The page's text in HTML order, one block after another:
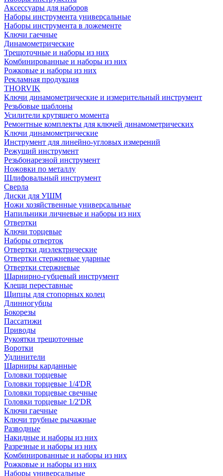
Аксессуары для наборов
Наборы инструмента универсальные
Наборы инструмента в ложементе
Ключи гаечные
Динамометрические
Трещоточные и наборы из них
Комбинированные и наборы из них
Рожковые и наборы из них
Рекламная продукция
THORVIK
Ключи динамометрические и измерительный инструмент
Резьбовые шаблоны
Усилители крутящего момента
Ремонтные комплекты для ключей динамометрических
Ключи динамометрические
Инструмент для линейно-угловых измерений
Режущий инструмент
Резьбонарезной инструмент
Ножовки по металлу
Шлифовальный инструмент
Сверла
Диски для УШМ
Ножи хозяйственные универсальные
Напильники личневые и наборы из них
Отвертки
Ключи торцевые
Наборы отверток
Отвертки диэлектрические
Отвертки стержневые ударные
Отвертки стержневые
Шарнирно-губцевый инструмент
Клещи переставные
Щипцы для стопорных колец
Длинногубцы
Бокорезы
Пассатижи
Приводы
Рукоятки трещоточные
Воротки
Удлинители
Шарниры карданные
Головки торцевые
Головки торцевые 1/4'DR
Головки торцевые свечные
Головки торцевые 1/2'DR
Ключи гаечные
Ключи трубные рычажные
Разводные
Накидные и наборы из них
Разрезные и наборы из них
Комбинированные и наборы из них
Рожковые и наборы из них
Наборы универсальные